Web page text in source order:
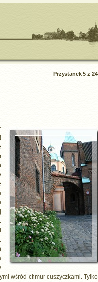
Przystanek 5 z 24
wśród chmur duszyczkami. Tylko